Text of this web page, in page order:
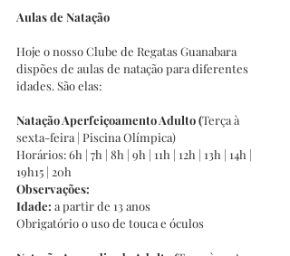
Aulas de Natação
Hoje o nosso Clube de Regatas Guanabara
dispões de aulas de natação para diferentes
idades. São elas:
Natação Aperfeiçoamento Adulto (Terça à
sexta-feira | Piscina Olímpica)
Horários: 6h | 7h | 8h | 9h | 11h | 12h | 13h | 14h |
19h15 | 20h
Observações:
Idade: a partir de 13 anos
Obrigatório o uso de touca e óculos